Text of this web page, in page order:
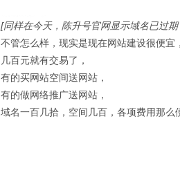
[同样在今天，陈升号官网显示域名已过
不管怎么样，现实是现在网站建设很便宜，
几百元就有交易了，
有的买网站空间送网站，
有的做网络推广送网站，
域名一百几拾，空间几百，各项费用那么